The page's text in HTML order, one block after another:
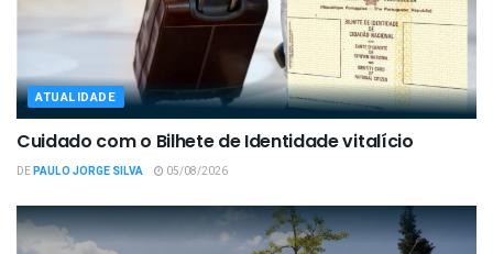
ATUALIDADE
Cuidado com o Bilhete de Identidade vitalício
DEPAULO JORGE SILVA 05/08/2026